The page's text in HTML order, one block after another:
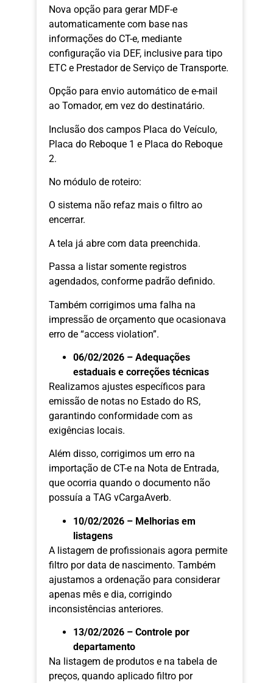
Nova opção para gerar MDF-e
automaticamente com base nas
informações do CT-e, mediante
configuração via DEF, inclusive para tipo
ETC e Prestador de Serviço de Transporte.
Opção para envio automático de e-mail
ao Tomador, em vez do destinatário.
Inclusão dos campos Placa do Veículo,
Placa do Reboque 1 e Placa do Reboque
2.
No módulo de roteiro:
O sistema não refaz mais o filtro ao
encerrar.
A tela já abre com data preenchida.
Passa a listar somente registros
agendados, conforme padrão definido.
Também corrigimos uma falha na
impressão de orçamento que ocasionava
erro de “access violation”.
06/02/2026 – Adequações
estaduais e correções técnicas
Realizamos ajustes específicos para
emissão de notas no Estado do RS,
garantindo conformidade com as
exigências locais.
Além disso, corrigimos um erro na
importação de CT-e na Nota de Entrada,
que ocorria quando o documento não
possuía a TAG vCargaAverb.
10/02/2026 – Melhorias em
listagens
A listagem de profissionais agora permite
filtro por data de nascimento. Também
ajustamos a ordenação para considerar
apenas mês e dia, corrigindo
inconsistências anteriores.
13/02/2026 – Controle por
departamento
Na listagem de produtos e na tabela de
preços, quando aplicado filtro por